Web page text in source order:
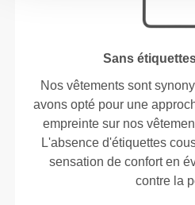
Sans
Nos vêtements sont
avons opté pour une
empreinte sur nos
L'absence d'étiquettes
sensation de confort en
contre la